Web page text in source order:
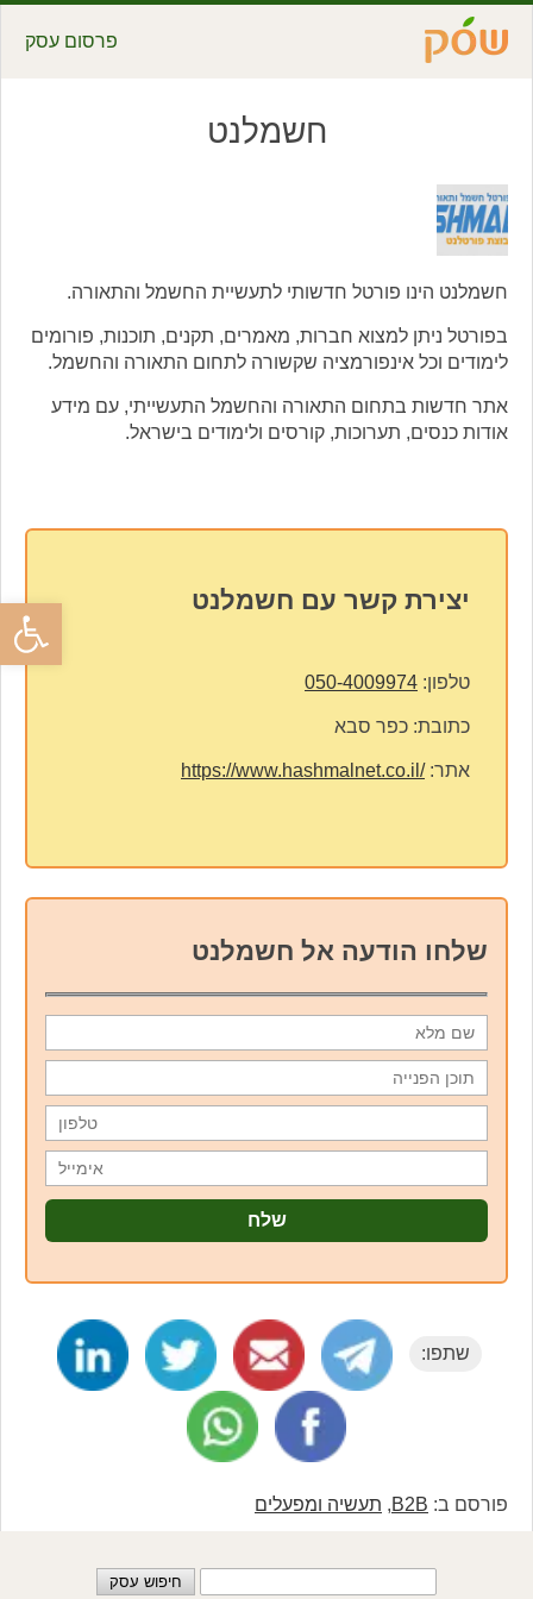
פתח
פרסום עסק
חשמלנט
חשמלנט הינו פורטל חדשותי לתעשיית החשמל והתאורה.
בפורטל ניתן למצוא חברות, מאמרים, תקנים, תוכנות, פורומים
לימודים וכל אינפורמציה שקשורה לתחום התאורה והחשמל.
אתר חדשות בתחום התאורה והחשמל התעשייתי, עם מידע
אודות כנסים, תערוכות, קורסים ולימודים בישראל.
יצירת קשר עם חשמלנט
טלפון: 050-4009974
כתובת: כפר סבא
אתר:https://www.hashmalnet.co.il/
שלחו הודעה אל חשמלנט
שתפו:
פורסם ב: B2B
, תעשיה ומפעלים